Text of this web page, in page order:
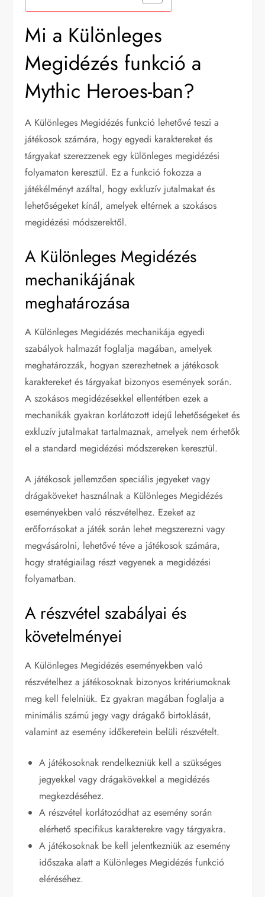
Mi a Különleges
Megidézés funkció a
Mythic Heroes-ban?
A Különleges Megidézés funkció lehetővé teszi a
játékosok számára, hogy egyedi karaktereket és
tárgyakat szerezzenek egy különleges megidézési
folyamaton keresztül. Ez a funkció fokozza a
játékélményt azáltal, hogy exkluzív jutalmakat és
lehetőségeket kínál, amelyek eltérnek a szokásos
megidézési módszerektől.
A Különleges Megidézés
mechanikájának
meghatározása
A Különleges Megidézés mechanikája egyedi
szabályok halmazát foglalja magában, amelyek
meghatározzák, hogyan szerezhetnek a játékosok
karaktereket és tárgyakat bizonyos események során.
A szokásos megidézésekkel ellentétben ezek a
mechanikák gyakran korlátozott idejű lehetőségeket és
exkluzív jutalmakat tartalmaznak, amelyek nem érhetők
el a standard megidézési módszereken keresztül.
A játékosok jellemzően speciális jegyeket vagy
drágaköveket használnak a Különleges Megidézés
eseményekben való részvételhez. Ezeket az
erőforrásokat a játék során lehet megszerezni vagy
megvásárolni, lehetővé téve a játékosok számára,
hogy stratégiailag részt vegyenek a megidézési
folyamatban.
A részvétel szabályai és
követelményei
A Különleges Megidézés eseményekben való
részvételhez a játékosoknak bizonyos kritériumoknak
meg kell felelniük. Ez gyakran magában foglalja a
minimális számú jegy vagy drágakő birtoklását,
valamint az esemény időkeretein belüli részvételt.
A játékosoknak rendelkezniük kell a szükséges
jegyekkel vagy drágakövekkel a megidézés
megkezdéséhez.
A részvétel korlátozódhat az esemény során
elérhető specifikus karakterekre vagy tárgyakra.
A játékosoknak be kell jelentkezniük az esemény
időszaka alatt a Különleges Megidézés funkció
eléréséhez.